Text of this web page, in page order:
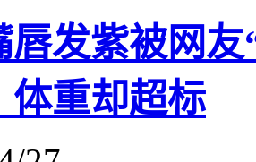
唇发紫被网
体重却超标